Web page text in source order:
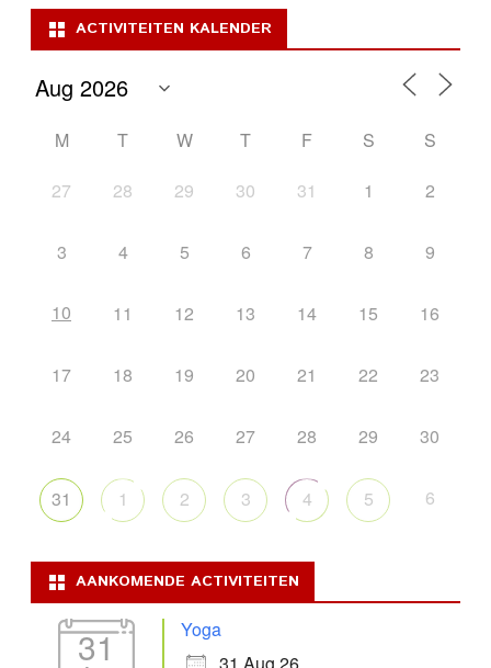
ACTIVITEITEN KALENDER
M T W T F S
S
27
28 29 30 31 1 2
3 4 5 6 7 8 9
10 11 12 13 14 15 16
17 18 19 20 21 22 23
24 25 26 27 28 29 30
31 1 2 3 4 5 6
AANKOMENDE ACTIVITEITEN
31
Yoga